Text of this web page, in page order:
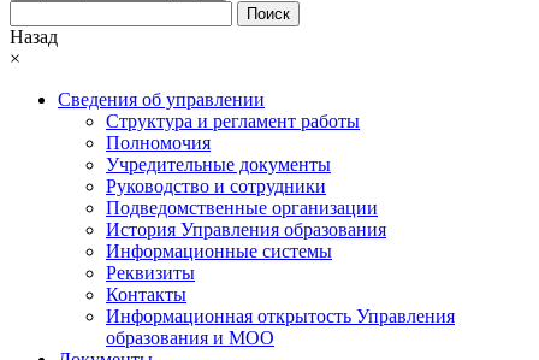
Поиск
Назад
×
Сведения об управлении
Структура и регламент работы
Полномочия
Учредительные документы
Руководство и сотрудники
Подведомственные организации
История Управления образования
Информационные системы
Реквизиты
Контакты
Информационная открытость Управления
образования и МОО